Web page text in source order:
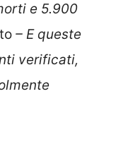
e 5.900
– E queste
verificati,